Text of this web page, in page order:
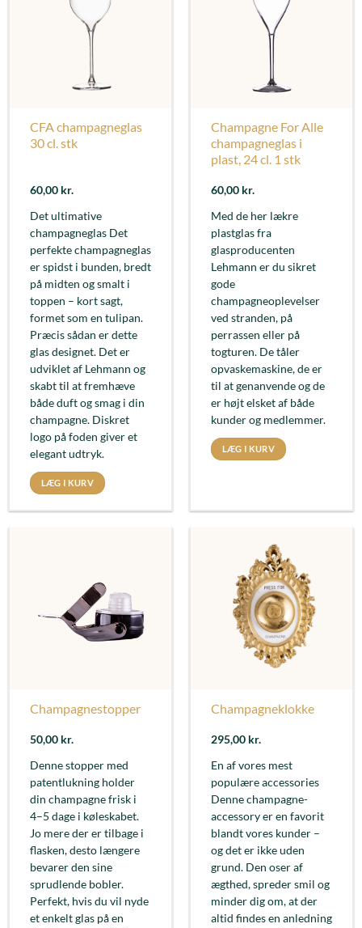
CFA champagneglas
30 cl. stk
60,00 kr.
Det ultimative
champagneglas Det
perfekte champagneglas
er spidst i bunden, bredt
på midten og smalt i
toppen – kort sagt,
formet som en tulipan.
Præcis sådan er dette
glas designet. Det er
udviklet af Lehmann og
skabt til at fremhæve
både duft og smag i din
champagne. Diskret
logo på foden giver et
elegant udtryk.
LÆG I KURV
Champagne For Alle
champagneglas i
plast, 24 cl. 1 stk
60,00 kr.
Med de her lækre
plastglas fra
glasproducenten
Lehmann er du sikret
gode
champagneoplevelser
ved stranden, på
perrassen eller på
togturen. De tåler
opvaskemaskine, de er
til at genanvende og de
er højt elsket af både
kunder og medlemmer.
LÆG I KURV
Champagnestopper
50,00 kr.
Denne stopper med
patentlukning holder
din champagne frisk i
4–5 dage i køleskabet.
Jo mere der er tilbage i
flasken, desto længere
bevarer den sine
sprudlende bobler.
Perfekt, hvis du vil nyde
et enkelt glas på en
Champagneklokke
295,00 kr.
En af vores mest
populære accessories
Denne champagne-
accessory er en favorit
blandt vores kunder –
og det er ikke uden
grund. Den oser af
ægthed, spreder smil og
minder dig om, at der
altid findes en anledning